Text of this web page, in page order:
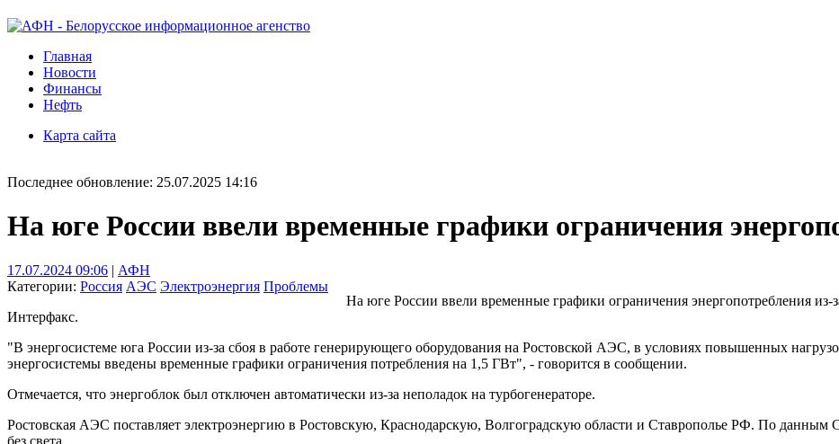
Главная
Новости
Финансы
Нефть
Карта сайта
Последнее обновление: 25.07.2025 14:16
На юге России ввели временные графики ограничения
17.07.2024 09:06 | АФН
Категории: Россия АЭС Электроэнергия Проблемы
На юге России ввели временные графики ограничения энергопотребления
Интерфакс.
"В энергосистеме юга России из-за сбоя в работе генерирующего оборудования на Ростовской АЭС, в условиях повышенных
энергосистемы введены временные графики ограничения потребления на 1,5 ГВт", - говорится в сообщении.
Отмечается, что энергоблок был отключен автоматически из-за неполадок на турбогенераторе.
Ростовская АЭС поставляет электроэнергию в Ростовскую, Краснодарскую, Волгоградскую области и Ставрополье РФ. По данным
без света.